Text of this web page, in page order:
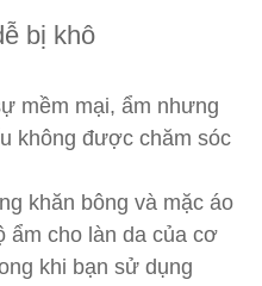
bị khô
mềm mại, ẩm nhưng
không được chăm sóc
khăn bông và mặc áo
ẩm cho làn da của cơ
khi bạn sử dụng